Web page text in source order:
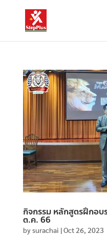
กิจกรรม หลักสูตรฝึกอบ
ต.ค. 66
bysurachai |Oct 26, 2023